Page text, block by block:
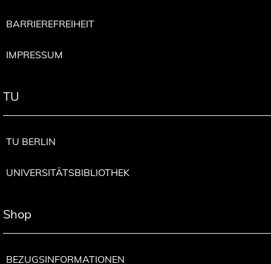
BARRIEREFREIHEIT
IMPRESSUM
TU
TU BERLIN
UNIVERSITÄTSBIBLIOTHEK
Shop
BEZUGSINFORMATIONEN